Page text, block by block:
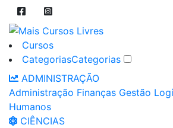
Cursos
CategoriasCategorias
ADMINISTRAÇÃO
Administração Finanças Gestão
Humanos
CIÊNCIAS